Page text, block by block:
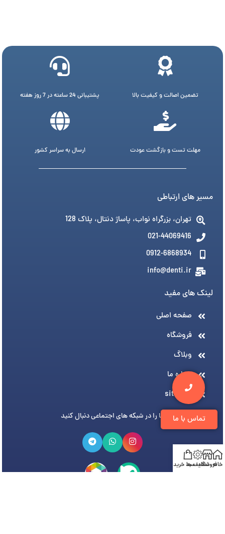
تماس با ما
تضمین اصالت و کیفیت بالا پشتیبانی 24 ساعته در 7 روز هفته
مهلت تست و بازگشت عودت ارسال به سراسر کشور
مسیر های ارتباطی
تهران، بزرگراه نواب، پاساژ دنتال، پلاک 128
021-44069416
0912-6868934
info@denti.ir
لینک های مفید
صفحه اصلی
فروشگاه
وبلاگ
درباره ما
sitemap
ما را در شبکه های اجتماعی دنبال کنید
خانهفروشگاه
تخفیف هاسبد خرید